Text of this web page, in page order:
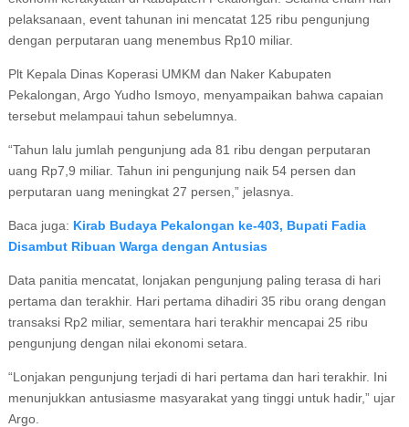
pelaksanaan, event tahunan ini mencatat 125 ribu pengunjung
dengan perputaran uang menembus Rp10 miliar.
Plt Kepala Dinas Koperasi UMKM dan Naker Kabupaten
Pekalongan, Argo Yudho Ismoyo, menyampaikan bahwa capaian
tersebut melampaui tahun sebelumnya.
“Tahun lalu jumlah pengunjung ada 81 ribu dengan perputaran
uang Rp7,9 miliar. Tahun ini pengunjung naik 54 persen dan
perputaran uang meningkat 27 persen,” jelasnya.
Baca juga: Kirab Budaya Pekalongan ke-403, Bupati Fadia
Disambut Ribuan Warga dengan Antusias
Data panitia mencatat, lonjakan pengunjung paling terasa di hari
pertama dan terakhir. Hari pertama dihadiri 35 ribu orang dengan
transaksi Rp2 miliar, sementara hari terakhir mencapai 25 ribu
pengunjung dengan nilai ekonomi setara.
“Lonjakan pengunjung terjadi di hari pertama dan hari terakhir. Ini
menunjukkan antusiasme masyarakat yang tinggi untuk hadir,” ujar
Argo.